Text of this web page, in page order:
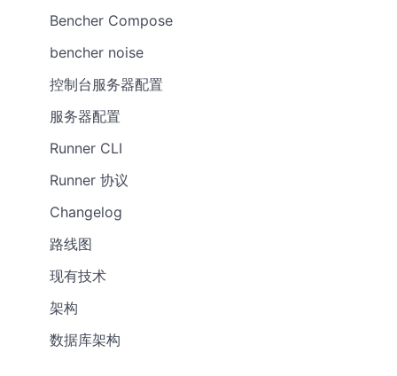
Bencher Compose
bencher noise
控制台服务器配置
服务器配置
Runner CLI
Runner 协议
Changelog
路线图
现有技术
架构
数据库架构